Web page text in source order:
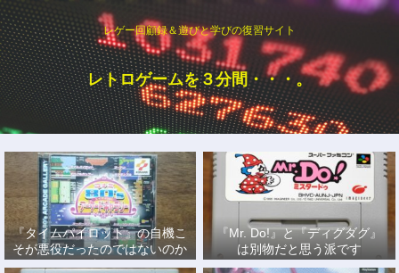
レゲー回顧録＆遊びと学びの復習サイト
レトロゲームを３分間・・・。
『タイムパイロット』の自機こ
そが悪役だったのではないのか
説
『Mr. Do!』と『ディグダグ』
は別物だと思う派です